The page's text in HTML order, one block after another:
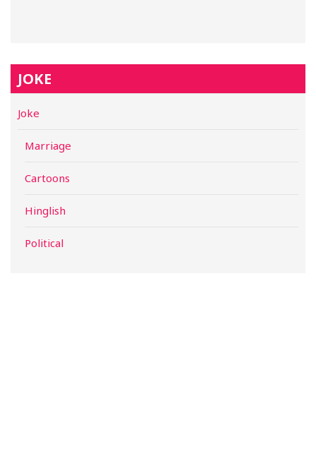
JOKE
Joke
Marriage
Cartoons
Hinglish
Political